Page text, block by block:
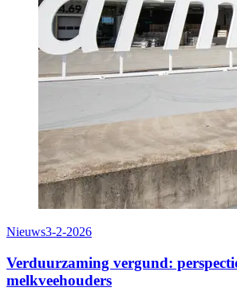
Nieuws3-2-2026
Verduurzaming vergund:
melkveehouders